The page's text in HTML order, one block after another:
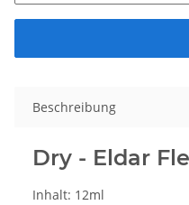
Beschreibung
Dry - Eldar
Inhalt: 12ml